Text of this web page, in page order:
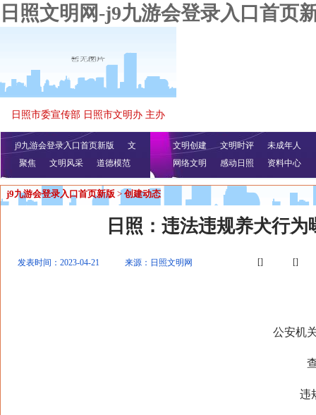
日照文明网-j9九游会登录入口首页
日照市委宣传部 日照市文明办 主办
j9九游会登录入口首页新版
文
明播报
公益视频
聚焦 文明风采 道德模范
文明创建 文明时评
未成年人
网络文明
感动日照 资料中心
j9九游会登录入口首页新版 > 创建动态
日照：违法违规养犬行为
发表时间：2023-04-21 来源：日照文明网 [] []
公安机关
查
违规